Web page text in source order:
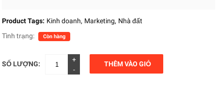
Product Tags: Kinh doanh Marketing Nhà đất
Tình trạng:
Còn hàng
SỐ LƯỢNG:
+
-
THÊM VÀO GIỎ